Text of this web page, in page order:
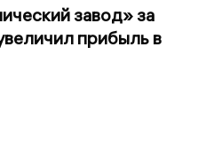
завод» за
прибыль в